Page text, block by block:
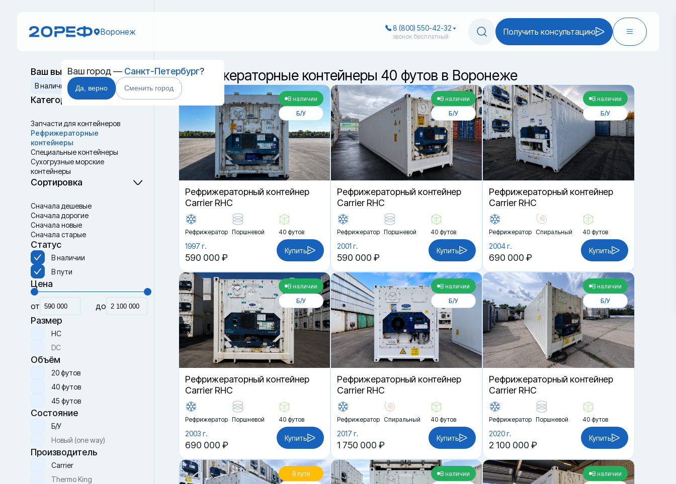
Воронеж
Ваш город — Санкт-Петербург?
Да, верно Сменить город
8 (800) 550-42-32
звонок бесплатный Получить консультацию
Ваш выбор
Сбросить
В наличии
В пути
Категории
Запчасти для контейнеров
Рефрижераторные
контейнеры
Специальные контейнеры
Cухогрузные морские
контейнеры
Танк-контейнеры
Сортировка
Сначала дешевые
Сначала дорогие
Сначала новые
Сначала старые
Статус
В наличии
В пути
Цена
от до
Размер
HC
DC
Объём
20 футов
40 футов
45 футов
Состояние
Б/У
Новый (one way)
Производитель
Carrier
Thermo King
Рефрижераторные контейнеры 40 футов в Воронеже
В наличии
Б/У
Рефрижераторный контейнер
Carrier RHC
Рефрижератор Поршневой 40 футов
1997 г.
590 000 ₽
Купить
В наличии
Б/У
Рефрижераторный контейнер
Carrier RHC
Рефрижератор Поршневой 40 футов
2001 г.
590 000 ₽
Купить
В наличии
Б/У
Рефрижераторный контейнер
Carrier RHC
Рефрижератор Спиральный 40 футов
2004 г.
690 000 ₽
Купить
В наличии
Б/У
Рефрижераторный контейнер
Carrier RHC
Рефрижератор Поршневой 40 футов
2003 г.
690 000 ₽
Купить
В наличии
Б/У
Рефрижераторный контейнер
Carrier RHC
Рефрижератор Спиральный 40 футов
2017 г.
1 750 000 ₽
Купить
В наличии
Б/У
Рефрижераторный контейнер
Carrier RHC
Рефрижератор Поршневой 40 футов
2020 г.
2 100 000 ₽
Купить
В пути
В наличии
В наличии